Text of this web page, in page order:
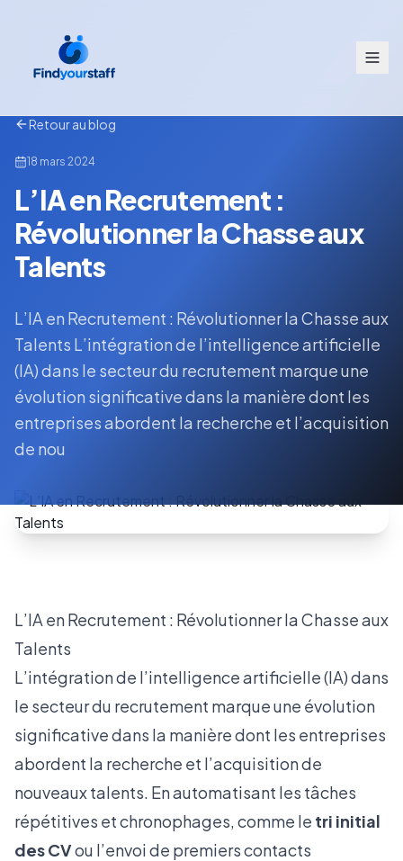
Retour au blog
18 mars 2024
L’IA en Recrutement :
Révolutionner la Chasse aux
Talents
L’IA en Recrutement : Révolutionner la Chasse aux
Talents L’intégration de l’intelligence artificielle
(IA) dans le secteur du recrutement marque une
évolution significative dans la manière dont les
entreprises abordent la recherche et l’acquisition
de nou
L’IA en Recrutement : Révolutionner la Chasse aux
Talents
L’intégration de l’intelligence artificielle (IA) dans
le secteur du recrutement marque une évolution
significative dans la manière dont les entreprises
abordent la recherche et l’acquisition de
nouveaux talents. En automatisant les tâches
répétitives et chronophages, comme le tri initial
des CVou l’envoi de premiers contacts